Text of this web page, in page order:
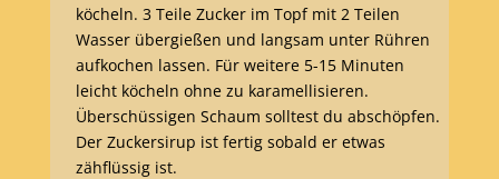
köcheln. 3 Teile Zucker im Topf mit 2 Teilen
Wasser übergießen und langsam unter Rühren
aufkochen lassen. Für weitere 5-15 Minuten
leicht köcheln ohne zu karamellisieren.
Überschüssigen Schaum solltest du abschöpfen.
Der Zuckersirup ist fertig sobald er etwas
zähflüssig ist.